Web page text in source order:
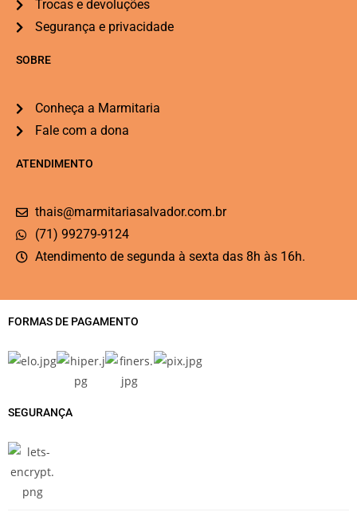
Trocas e devoluções
Segurança e privacidade
SOBRE
Conheça a Marmitaria
Fale com a dona
ATENDIMENTO
thais@marmitariasalvador.com.br
(71) 99279-9124
Atendimento de segunda à sexta das 8h às 16h.
FORMAS DE PAGAMENTO
SEGURANÇA